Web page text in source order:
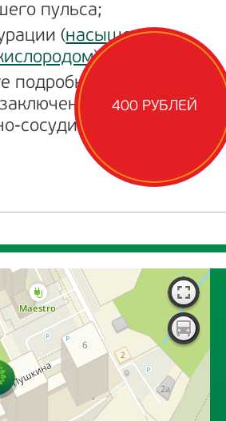
пульса;
(насыщение
).
подробное
о состоянии
сосудистой системы.
400 РУБЛЕЙ